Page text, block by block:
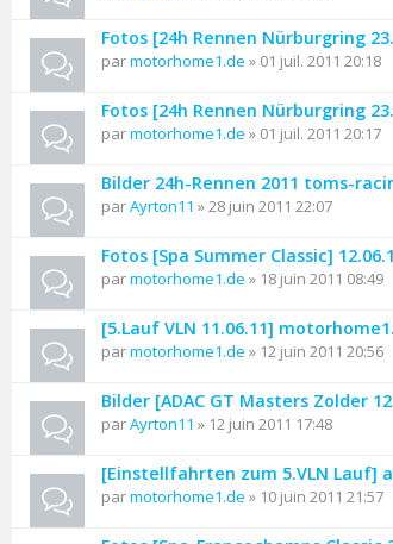
Fotos [24h Rennen Nürburgring
parmotorhome1.de » 01 juil. 2011 20:18
Fotos [24h Rennen Nürburgring
parmotorhome1.de » 01 juil. 2011 20:17
Bilder 24h-Rennen 2011 toms-
parAyrton11 » 28 juin 2011 22:07
Fotos [Spa Summer Classic]
parmotorhome1.de » 18 juin 2011 08:49
[5.Lauf VLN 11.06.11]
parmotorhome1.de » 12 juin 2011 20:56
Bilder [ADAC GT Masters Zolder
parAyrton11 » 12 juin 2011 17:48
[Einstellfahrten zum 5.VLN Lauf]
parmotorhome1.de » 10 juin 2011 21:57